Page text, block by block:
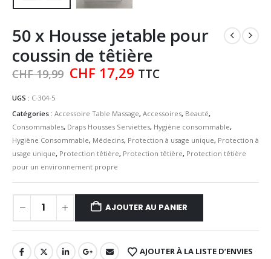
50 x Housse jetable pour
coussin de têtière
CHF19,99 Le
était :
CHF 19,99.
CHF 17,29Le
est :
CHF 17,29.
TTC
UGS : C-304-5
Catégories : Accessoire Table Massage, Accessoires, Beauté,
Consommables, Draps Housses Serviettes, Hygiène consommable,
Hygiène Consommable, Médecins, Protection à usage unique, Protection à
usage unique, Protection têtière, Protection têtière, Protection têtière
pour un environnement propre
AJOUTER AU PANIER
AJOUTER À LA LISTE D’ENVIES